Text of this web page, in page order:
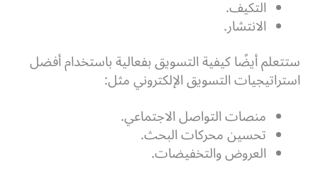
التكيف.
الانتشار.
ستتعلم أيضًا كيفية التسويق بفعالية باستخدام أفضل
استراتيجيات التسويق الإلكتروني مثل:
منصات التواصل الاجتماعي.
تحسين محركات البحث.
العروض والتخفيضات.